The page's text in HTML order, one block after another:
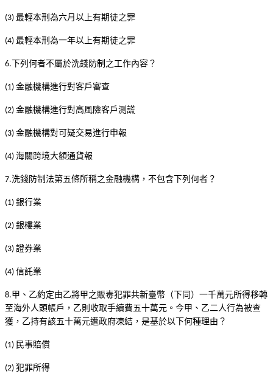
(3) 最輕本刑為六月以上有期徒之罪
(4) 最輕本刑為一年以上有期徒之罪
6. 下列何者不屬於洗錢防制之工作內容？
(1) 金融機構進行對客戶審查
(2) 金融機構進行對高風險客戶測謊
(3) 金融機構對可疑交易進行申報
(4) 海關跨境大額通貨報
7.洗錢防制法第五條所稱之金融機構，不包含下列何者？
(1) 銀行業
(2) 銀樓業
(3) 證券業
(4) 信託業
8.甲、乙約定由乙將甲之販毒犯罪共新臺幣（下同）一千萬元所得移轉
至海外人頭帳戶，乙則收取手續費五十萬元。今甲、乙二人行為被查
獲，乙持有該五十萬元遭政府凍結，是基於以下何種理由？
(1) 民事賠償
(2) 犯罪所得